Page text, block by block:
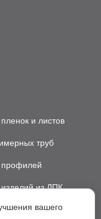
и листов
труб
профилей
из ДПК
ковриков
вашего